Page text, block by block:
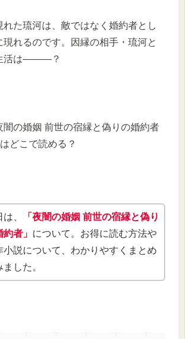
れた琉河は、敵ではなく婚約者とし
現れるのです。因縁の相手・琉河と
活は―――？
闇の婚姻 前世の宿縁と偽りの婚約者
どこで読める？
、
「夜闇の婚姻 前世の宿縁と偽り
者」 について。お得に読む方法や
小説について、わかりやすくまとめ
ました。